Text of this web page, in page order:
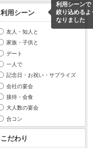
利用シーン
利用シーンで
絞り込めるよ
なりました
友人・知人と
家族・子供と
デート
一人で
記念日・お祝い・サプライズ
会社の宴会
接待・会食
大人数の宴会
合コン
こだわり